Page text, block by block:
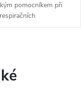
pomocníkem při
alergií či jiných